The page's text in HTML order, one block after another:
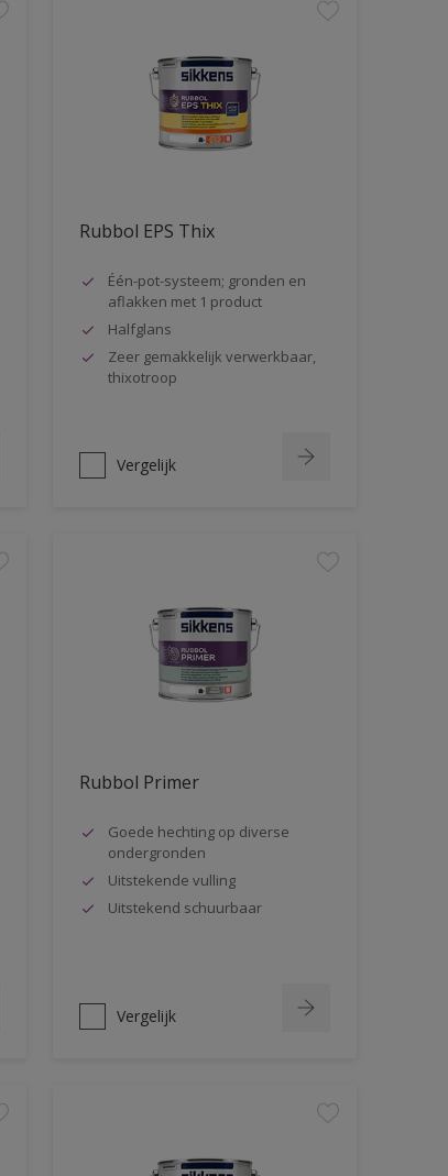
Rubbol EPS Thix
Één-pot-systeem; gronden en
aflakken met 1 product
Halfglans
Zeer gemakkelijk verwerkbaar,
thixotroop
Vergelijk
Rubbol Primer
Goede hechting op diverse
ondergronden
Uitstekende vulling
Uitstekend schuurbaar
Vergelijk